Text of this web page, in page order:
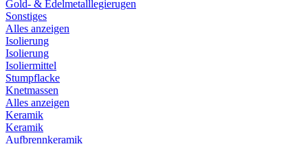
Gold- & Edelmetalllegierugen
Sonstiges
Alles anzeigen
Isolierung
Isolierung
Isoliermittel
Stumpflacke
Knetmassen
Alles anzeigen
Keramik
Keramik
Aufbrennkeramik